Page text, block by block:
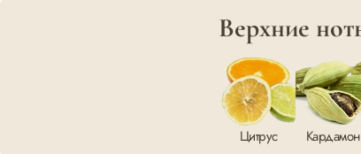
Верхние
Цитрус Кардамон